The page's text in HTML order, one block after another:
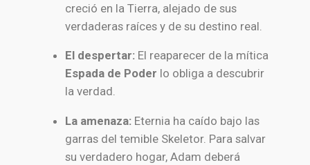
creció en la Tierra, alejado de sus
verdaderas raíces y de su destino real.
El despertar:El reaparecer de la mítica
Espada de Poder lo obliga a descubrir
la verdad.
La amenaza:Eternia ha caído bajo las
garras del temible Skeletor. Para salvar
su verdadero hogar, Adam deberá